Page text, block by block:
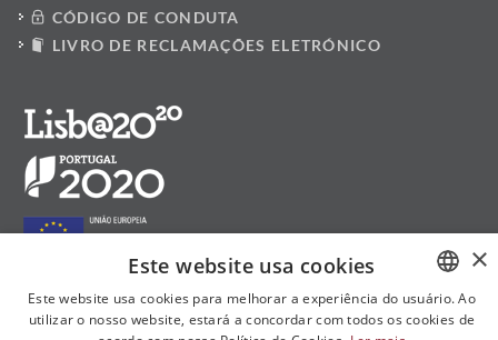
CÓDIGO DE CONDUTA
LIVRO DE RECLAMAÇÕES ELETRÓNICO
PORTUGUESE
×
Este website usa cookies
Este website usa cookies para melhorar a experiência do usuário. Ao
utilizar o nosso website, estará a concordar com todos os cookies de